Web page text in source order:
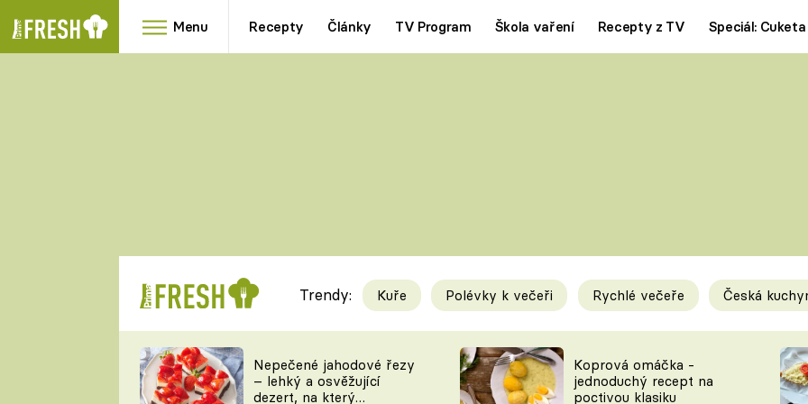
Menu Recepty Články TV Program Škola vaření Recepty z TV Speciál: Cuketa
RYCHLOVKY
Videorecepty
TEĎ VAŘÍ ŠÉF!
Tipy a triky
KAM ZA JÍDLEM
Trendy: Kuře Polévky k večeři Rychlé večeře Česká
Nepečené jahodové řezy
– lehký a osvěžující
dezert, na který
Koprová omáčka -
jednoduchý recept na
poctivou klasiku